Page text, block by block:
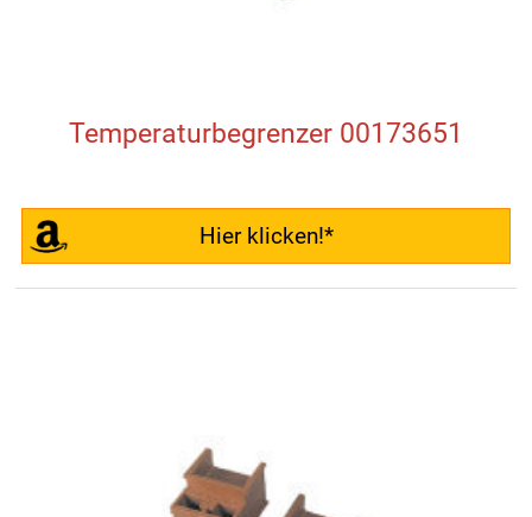
Temperaturbegrenzer 00173651
Hier klicken!*